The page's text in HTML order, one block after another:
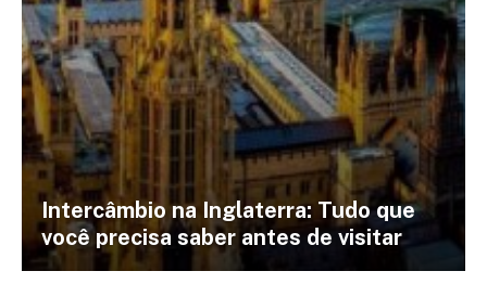
Intercâmbio na Inglaterra: Tudo que
você precisa saber antes de visitar